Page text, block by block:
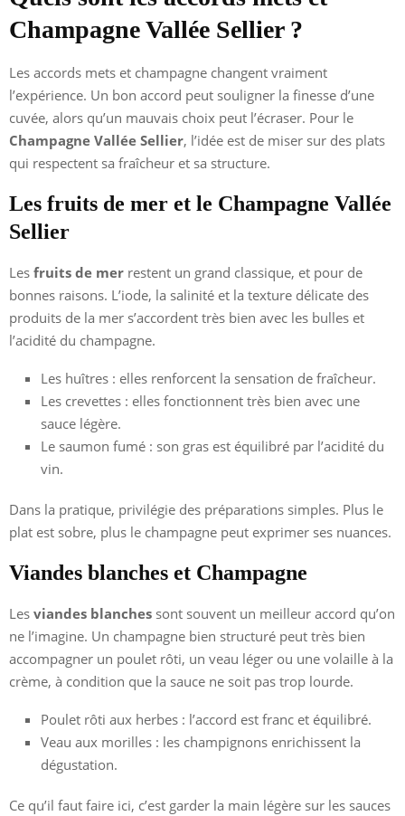
Champagne Vallée Sellier ?
Les accords mets et champagne changent vraiment
l’expérience. Un bon accord peut souligner la finesse d’une
cuvée, alors qu’un mauvais choix peut l’écraser. Pour le
Champagne Vallée Sellier, l’idée est de miser sur des plats
qui respectent sa fraîcheur et sa structure.
Les fruits de mer et le Champagne Vallée
Sellier
Les fruits de mer restent un grand classique, et pour de
bonnes raisons. L’iode, la salinité et la texture délicate des
produits de la mer s’accordent très bien avec les bulles et
l’acidité du champagne.
Les huîtres : elles renforcent la sensation de fraîcheur.
Les crevettes : elles fonctionnent très bien avec une
sauce légère.
Le saumon fumé : son gras est équilibré par l’acidité du
vin.
Dans la pratique, privilégie des préparations simples. Plus le
plat est sobre, plus le champagne peut exprimer ses nuances.
Viandes blanches et Champagne
Les viandes blanches sont souvent un meilleur accord qu’on
ne l’imagine. Un champagne bien structuré peut très bien
accompagner un poulet rôti, un veau léger ou une volaille à la
crème, à condition que la sauce ne soit pas trop lourde.
Poulet rôti aux herbes : l’accord est franc et équilibré.
Veau aux morilles : les champignons enrichissent la
dégustation.
Ce qu’il faut faire ici, c’est garder la main légère sur les sauces